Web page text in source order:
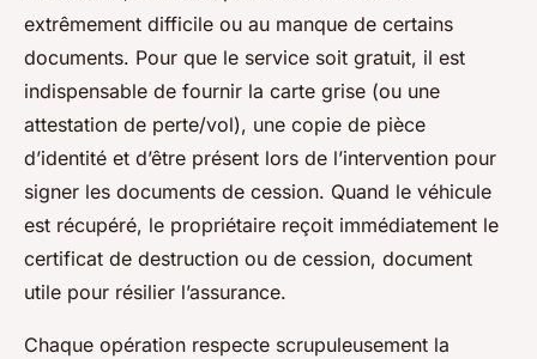
extrêmement difficile ou au manque de certains
documents. Pour que le service soit gratuit, il est
indispensable de fournir la carte grise (ou une
attestation de perte/vol), une copie de pièce
d’identité et d’être présent lors de l’intervention pour
signer les documents de cession. Quand le véhicule
est récupéré, le propriétaire reçoit immédiatement le
certificat de destruction ou de cession, document
utile pour résilier l’assurance.
Chaque opération respecte scrupuleusement la